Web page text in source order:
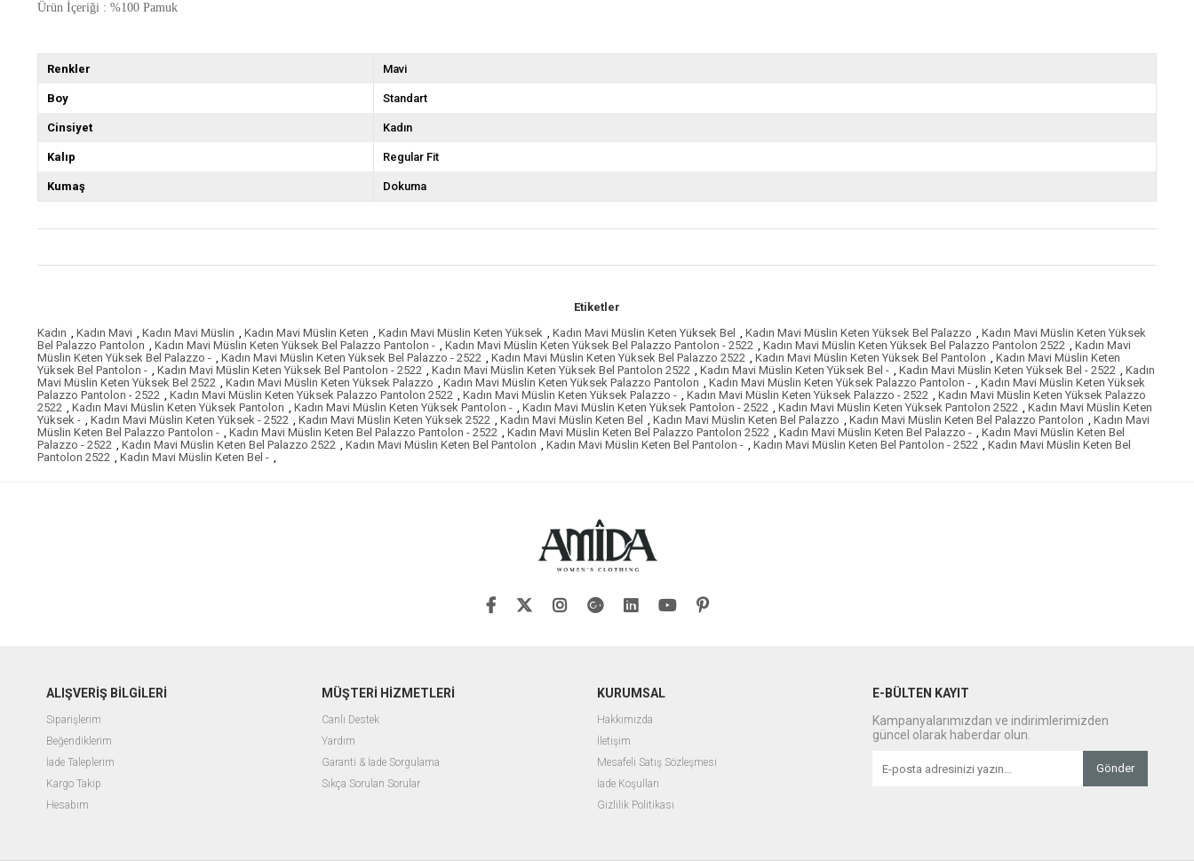
Ürün İçeriği : %100 Pamuk
Renkler Mavi
Boy Standart
Cinsiyet Kadın
Kalıp Regular Fit
Kumaş Dokuma
Etiketler
Kadın , Kadın Mavi , Kadın Mavi Müslin , Kadın Mavi Müslin Keten , Kadın Mavi Müslin Keten Yüksek , Kadın Mavi Müslin Keten Yüksek Bel , Kadın Mavi Müslin Keten Yüksek Bel Palazzo , Kadın Mavi Müslin Keten Yüksek
Bel Palazzo Pantolon , Kadın Mavi Müslin Keten Yüksek Bel Palazzo Pantolon - , Kadın Mavi Müslin Keten Yüksek Bel Palazzo Pantolon - 2522 , Kadın Mavi Müslin Keten Yüksek Bel Palazzo Pantolon 2522 , Kadın Mavi
Müslin Keten Yüksek Bel Palazzo - , Kadın Mavi Müslin Keten Yüksek Bel Palazzo - 2522 , Kadın Mavi Müslin Keten Yüksek Bel Palazzo 2522 , Kadın Mavi Müslin Keten Yüksek Bel Pantolon , Kadın Mavi Müslin Keten
Yüksek Bel Pantolon - , Kadın Mavi Müslin Keten Yüksek Bel Pantolon - 2522 , Kadın Mavi Müslin Keten Yüksek Bel Pantolon 2522 , Kadın Mavi Müslin Keten Yüksek Bel - , Kadın Mavi Müslin Keten Yüksek Bel - 2522 , Kadın
Mavi Müslin Keten Yüksek Bel 2522 , Kadın Mavi Müslin Keten Yüksek Palazzo , Kadın Mavi Müslin Keten Yüksek Palazzo Pantolon , Kadın Mavi Müslin Keten Yüksek Palazzo Pantolon - , Kadın Mavi Müslin Keten Yüksek
Palazzo Pantolon - 2522 , Kadın Mavi Müslin Keten Yüksek Palazzo Pantolon 2522 , Kadın Mavi Müslin Keten Yüksek Palazzo - , Kadın Mavi Müslin Keten Yüksek Palazzo - 2522 , Kadın Mavi Müslin Keten Yüksek Palazzo
2522 , Kadın Mavi Müslin Keten Yüksek Pantolon , Kadın Mavi Müslin Keten Yüksek Pantolon - , Kadın Mavi Müslin Keten Yüksek Pantolon - 2522 , Kadın Mavi Müslin Keten Yüksek Pantolon 2522 , Kadın Mavi Müslin Keten
Yüksek - , Kadın Mavi Müslin Keten Yüksek - 2522 , Kadın Mavi Müslin Keten Yüksek 2522 , Kadın Mavi Müslin Keten Bel , Kadın Mavi Müslin Keten Bel Palazzo , Kadın Mavi Müslin Keten Bel Palazzo Pantolon , Kadın Mavi
Müslin Keten Bel Palazzo Pantolon - , Kadın Mavi Müslin Keten Bel Palazzo Pantolon - 2522 , Kadın Mavi Müslin Keten Bel Palazzo Pantolon 2522 , Kadın Mavi Müslin Keten Bel Palazzo - , Kadın Mavi Müslin Keten Bel
Palazzo - 2522 , Kadın Mavi Müslin Keten Bel Palazzo 2522 , Kadın Mavi Müslin Keten Bel Pantolon , Kadın Mavi Müslin Keten Bel Pantolon - , Kadın Mavi Müslin Keten Bel Pantolon - 2522 , Kadın Mavi Müslin Keten Bel
Pantolon 2522 , Kadın Mavi Müslin Keten Bel - ,
ALIŞVERİŞ BİLGİLERİ
Siparişlerim
Beğendiklerim
İade Taleplerim
Kargo Takip
Hesabım
MÜŞTERİ HİZMETLERİ
Canlı Destek
Yardım
Garanti & İade Sorgulama
Sıkça Sorulan Sorular
KURUMSAL
Hakkımızda
İletişim
Mesafeli Satış Sözleşmesi
İade Koşulları
Gizlilik Politikası
E-BÜLTEN KAYIT
Kampanyalarımızdan ve indirimlerimizden
güncel olarak haberdar olun.
Gönder